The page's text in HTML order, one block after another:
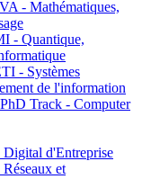
- Mathématiques,
- Quantique,
- Systèmes
de l'information
Track - Computer
d'Entreprise
et